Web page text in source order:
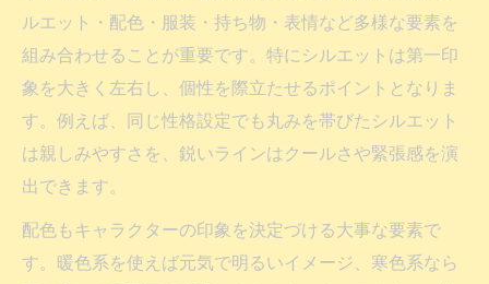
ルエット・配色・服装・持ち物・表情など多様な要素を
組み合わせることが重要です。特にシルエットは第一印
象を大きく左右し、個性を際立たせるポイントとなりま
す。例えば、同じ性格設定でも丸みを帯びたシルエット
は親しみやすさを、鋭いラインはクールさや緊張感を演
出できます。
配色もキャラクターの印象を決定づける大事な要素で
す。暖色系を使えば元気で明るいイメージ、寒色系なら